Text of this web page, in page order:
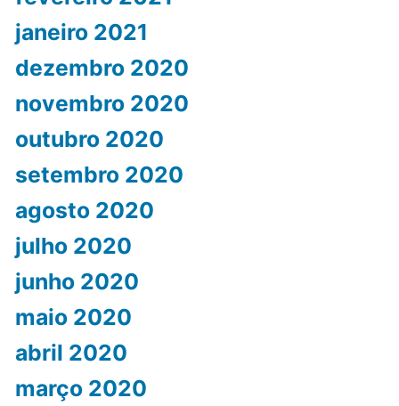
janeiro 2021
dezembro 2020
novembro 2020
outubro 2020
setembro 2020
agosto 2020
julho 2020
junho 2020
maio 2020
abril 2020
março 2020